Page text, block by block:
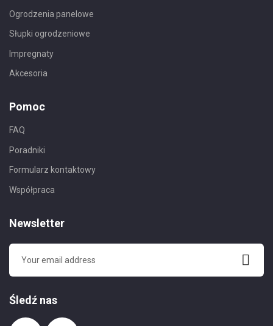
Ogrodzenia panelowe
Słupki ogrodzeniowe
Impregnaty
Akcesoria
Pomoc
FAQ
Poradniki
Formularz kontaktowy
Współpraca
Newsletter
Śledź nas